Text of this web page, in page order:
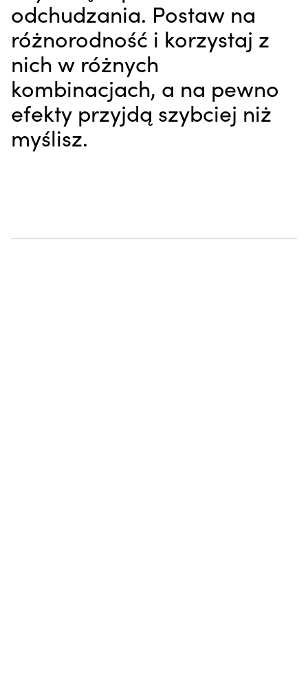
odchudzania. Postaw na
różnorodność i korzystaj z
nich w różnych
kombinacjach, a na pewno
efekty przyjdą szybciej niż
myślisz.